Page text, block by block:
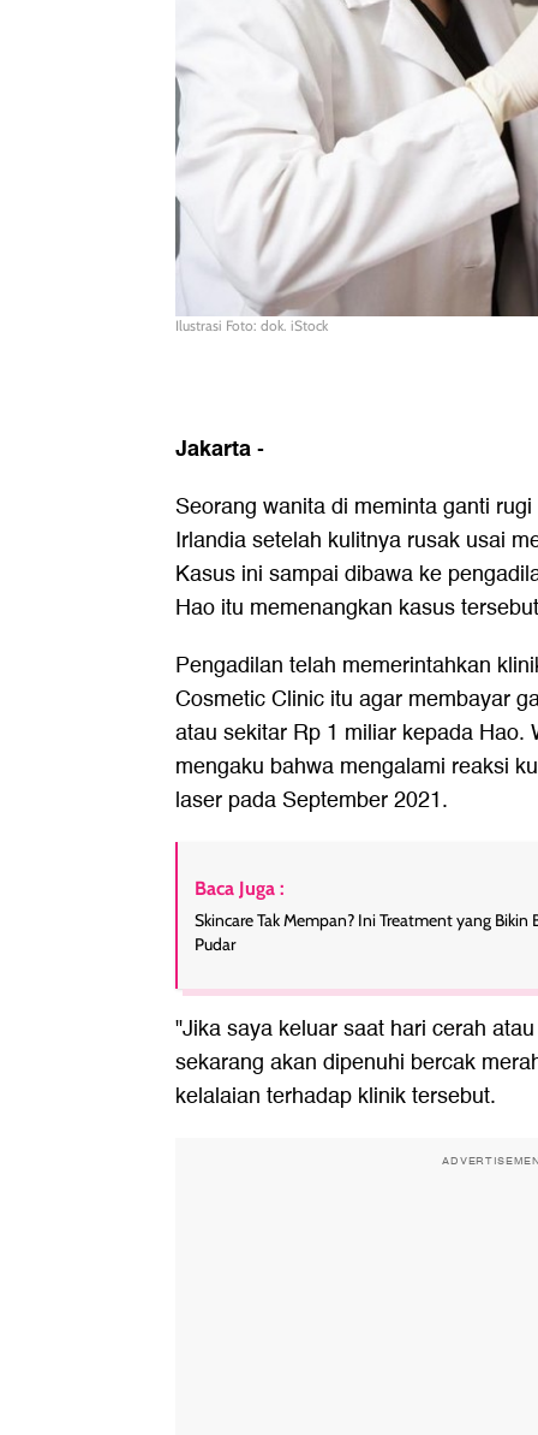
Ilustrasi Foto: dok. iStock
Jakarta-
Seorang wanita di meminta ganti
Irlandia setelah kulitnya rusak usai
Kasus ini sampai dibawa ke
Hao itu memenangkan kasus
Pengadilan telah memerintahkan
Cosmetic Clinic itu agar membayar
atau sekitar Rp 1 miliar kepada Hao.
mengaku bahwa mengalami reaksi
laser pada September 2021.
Baca Juga :
Skincare Tak Mempan? Ini Treatment yang Bikin
Pudar
"Jika saya keluar saat hari cerah
sekarang akan dipenuhi bercak
kelalaian terhadap klinik tersebut.